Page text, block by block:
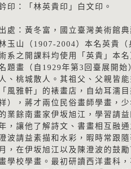
印：「林英貴印」白文印。
處：黃冬富，國立臺灣美術館
玉山（1907-2004）本名英貴
系之開課料均使用「英貴」本
題畫（自1929年第3回臺展開
人、桃城散人。其祖父、父親皆
「風雅軒」的裱畫店，自幼耳濡
），蔣才兩位民俗畫師學畫，
業餘南畫家伊坂旭江，學習請
，讓他了解詩文、書畫相互融
波請益素描和水彩，暇時常跟
月，在伊坂旭江以及陳澄波的鼓
學校學畫。最初研讀西洋畫科